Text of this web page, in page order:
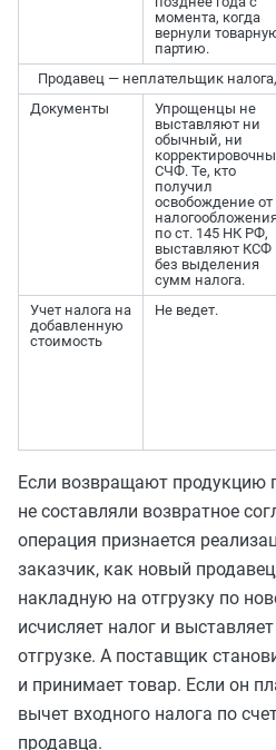
момента, когда
вернули
партию.
Продавец — неплательщик
Документы
Упрощенцы не
выставляют ни
обычный, ни
СЧФ. Те, кто
получил
освобождение от
по ст. 145 НК РФ,
выставляют КСФ
без выделения
сумм налога.
Учет налога на
добавленную
стоимость
Не ведет.
Если возвращают продукцию
не составляли возвратное
операция признается
заказчик, как новый
накладную на отгрузку по
исчисляет налог и
отгрузке. А поставщик
и принимает товар. Если он
вычет входного налога по
продавца.